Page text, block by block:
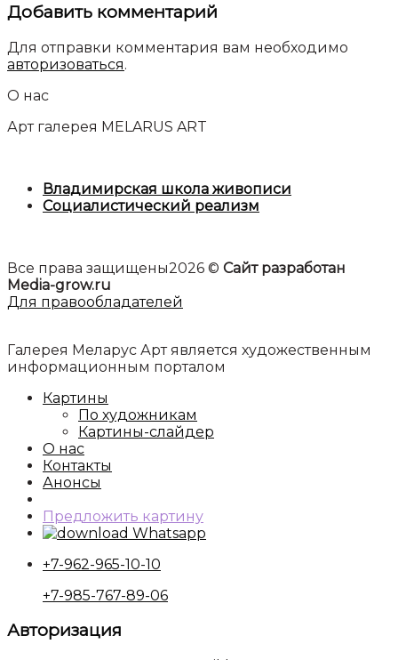
Добавить комментарий
Для отправки комментария вам необходимо
авторизоваться.
О нас
Арт галерея MELARUS ART
Владимирская школа живописи
Социалистический реализм
Все права защищены2026 © Сайт разработан
Media-grow.ru
Для правообладателей
Галерея Меларус Арт является художественным
информационным порталом
Картины
По художникам
Картины-слайдер
О нас
Контакты
Анонсы
Предложить картину
Whatsapp
+7-962-965-10-10
+7-985-767-89-06
Авторизация